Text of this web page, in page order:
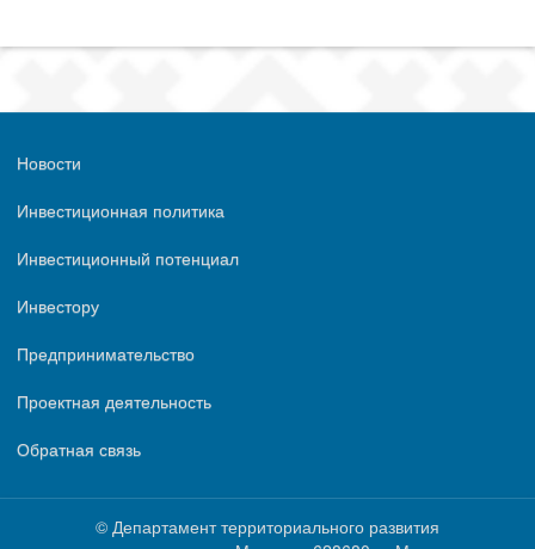
Новости
Инвестиционная политика
Инвестиционный потенциал
Инвестору
Предпринимательство
Проектная деятельность
Обратная связь
© Департамент территориального развития